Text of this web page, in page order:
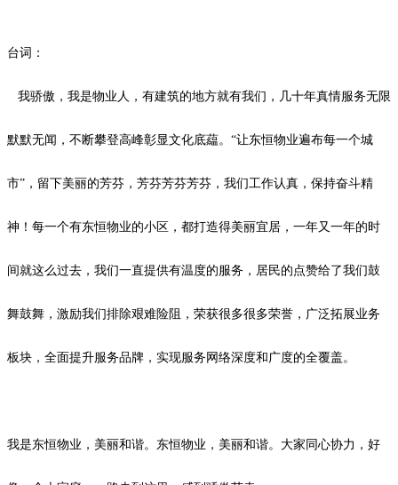
台词：
我骄傲，我是物业人，有建筑的地方就有我们，几十年真情服务无限
默默无闻，不断攀登高峰彰显文化底藴。 “让东恒物业遍布每一个城
市”，留下美丽的芳芬，芳芬芳芬芳芬，我们工作认真，保持奋斗精
神！每一个有东恒物业的小区，都打造得美丽宜居，一年又一年的时
间就这么过去，我们一直提供有温度的服务，居民的点赞给了我们鼓
舞鼓舞，激励我们排除艰难险阻，荣获很多很多荣誉， 广泛拓展业务
板块，全面提升服务品牌，实现服务网络深度和广度的全覆盖。
我是东恒物业，美丽和谐。东恒物业，美丽和谐。大家同心协力，好